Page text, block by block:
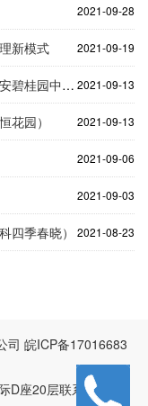
2021-09-28
2021-09-19
新模式
2021-09-13
央公园））
2021-09-13
花园）
2021-09-06
2021-09-03
2021-08-23
四季春晓）
司 皖ICP备17016683
D座20层联系电话：